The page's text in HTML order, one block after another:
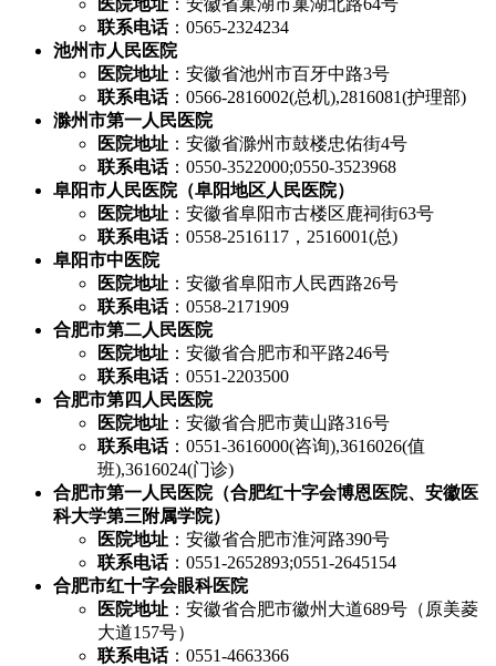
联系电话：0565-2324234
池州市人民医院
医院地址 ：安徽省池州市百牙中路3号
联系电话：0566-2816002(总机),2816081(护理部)
滁州市第一人民医院
医院地址 ：安徽省滁州市鼓楼忠佑街4号
联系电话：0550-3522000;0550-3523968
阜阳市人民医院（阜阳地区人民医院）
医院地址 ：安徽省阜阳市古楼区鹿祠街63号
联系电话：0558-2516117，2516001(总)
阜阳市中医院
医院地址 ：安徽省阜阳市人民西路26号
联系电话：0558-2171909
合肥市第二人民医院
医院地址 ：安徽省合肥市和平路246号
联系电话：0551-2203500
合肥市第四人民医院
医院地址 ：安徽省合肥市黄山路316号
联系电话：0551-3616000(咨询),3616026(值
班),3616024(门诊)
合肥市第一人民医院（合肥红十字会博恩医院、安徽医
科大学第三附属学院）
医院地址 ：安徽省合肥市淮河路390号
联系电话：0551-2652893;0551-2645154
合肥市红十字会眼科医院
医院地址 ：安徽省合肥市徽州大道689号（原美菱
大道157号）
联系电话：0551-4663366